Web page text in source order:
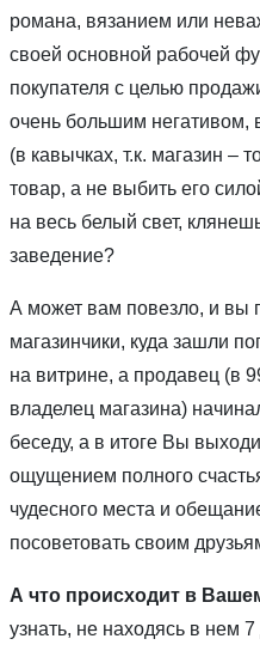
романа, вязанием или
своей основной рабочей
покупателя с целью
очень большим негативом,
(в кавычках, т.к. магазин –
товар, а не выбить его
на весь белый свет,
заведение?
А может вам повезло, и вы
магазинчики, куда зашли
на витрине, а продавец (в
владелец магазина)
беседу, а в итоге Вы
ощущением полного
чудесного места и
посоветовать своим
А что происходит в
узнать, не находясь в нем